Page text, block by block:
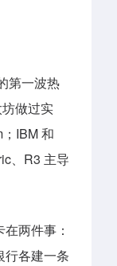
第一波热
做过实
IBM 和
、R3 主导
两件事：
行各建一条